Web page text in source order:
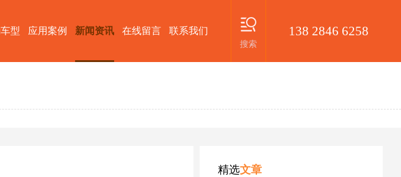
型 应用案例 新闻资讯 在线留言 联系我们
搜索
138 2846 6258
精选文章